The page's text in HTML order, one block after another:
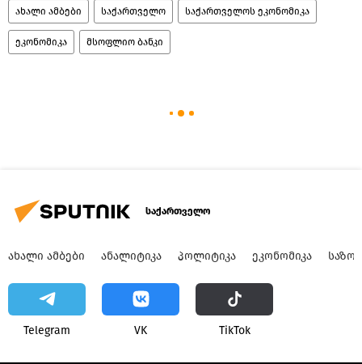
ახალი ამბები საქართველო საქართველოს ეკონომიკა
ეკონომიკა მსოფლიო ბანკი
საქართველო
ᲐᲮᲐᲚᲘ ᲐᲛᲑᲔᲑᲘ ᲐᲜᲐᲚᲘᲢᲘᲙᲐ ᲞᲝᲚᲘᲢᲘᲙᲐ ᲔᲙᲝᲜᲝᲛᲘᲙᲐ
Telegram VK ТikТоk